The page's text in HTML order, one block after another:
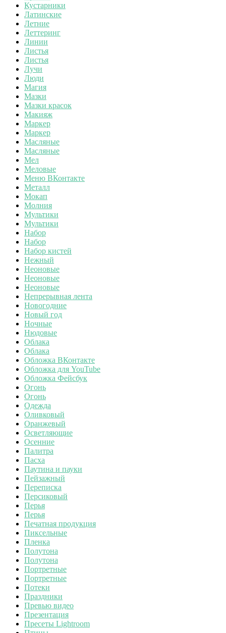
Кустарники
Латинские
Летние
Леттеринг
Линии
Листья
Листья
Лучи
Люди
Магия
Мазки
Мазки красок
Макияж
Маркер
Маркер
Масляные
Масляные
Мел
Меловые
Меню ВКонтакте
Металл
Мокап
Молния
Мультики
Мультики
Набор
Набор
Набор кистей
Нежный
Неоновые
Неоновые
Неоновые
Непрерывная лента
Новогодние
Новый год
Ночные
Нюдовые
Облака
Облака
Обложка ВКонтакте
Обложка для YouTube
Обложка Фейсбук
Огонь
Огонь
Одежда
Оливковый
Оранжевый
Осветляющие
Осенние
Палитра
Пасха
Паутина и пауки
Пейзажный
Переписка
Персиковый
Перья
Перья
Печатная продукция
Пиксельные
Пленка
Полутона
Полутона
Портретные
Портретные
Потеки
Праздники
Превью видео
Презентация
Пресеты Lightroom